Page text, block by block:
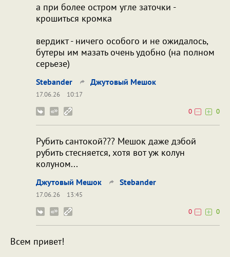
а при более остром угле заточки -
крошиться кромка
вердикт - ничего особого и не ожидалось,
бутеры им мазать очень удобно (на полном
серьезе)
Stebander Джутовый Мешок
17.06.26
10:17
0
0
Рубить сантокой??? Мешок даже дэбой
рубить стесняется, хотя вот уж колун
колуном...
Джутовый Мешок Stebander
17.06.26
13:45
0
0
Всем привет!